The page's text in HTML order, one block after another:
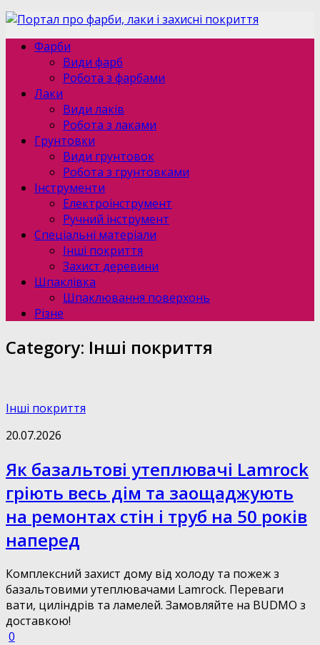
Фарби
Види фарб
Робота з фарбами
Лаки
Види лаків
Робота з лаками
Грунтовки
Види грунтовок
Робота з грунтовками
Інструменти
Електроінструмент
Ручний інструмент
Спеціальні матеріали
Інші покриття
Захист деревини
Шпаклівка
Шпаклювання поверхонь
Різне
Category: Інші покриття
Інші покриття
20.07.2026
Як базальтові утеплювачі Lamrock
гріють весь дім та заощаджують
на ремонтах стін і труб на 50 років
наперед
Комплексний захист дому від холоду та пожеж з
базальтовими утеплювачами Lamrock. Переваги
вати, циліндрів та ламелей. Замовляйте на BUDMO з
доставкою!
0